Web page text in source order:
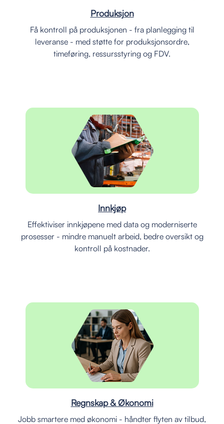
Produksjon
Få kontroll på produksjonen - fra planlegging til
leveranse - med støtte for produksjonsordre,
timeføring, ressursstyring og FDV.
Innkjøp
Effektiviser innkjøpene med data og moderniserte
prosesser - mindre manuelt arbeid, bedre oversikt og
kontroll på kostnader.
Regnskap & Økonomi
Jobb smartere med økonomi - håndter flyten av tilbud,